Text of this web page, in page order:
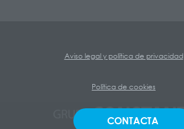
Aviso legal y política de privacidad
Política de cookies
CONTACTA